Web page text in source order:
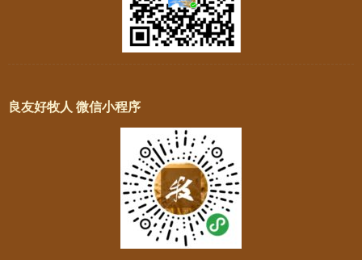
良友好牧人 微信小程序